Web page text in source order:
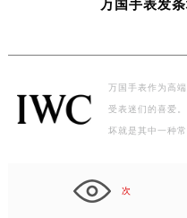
万国手表发
万国手表作为高
受表迷们的喜爱
坏就是其中一种
次